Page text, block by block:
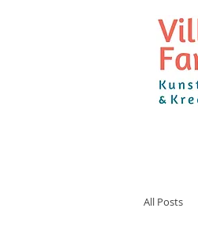
All Posts